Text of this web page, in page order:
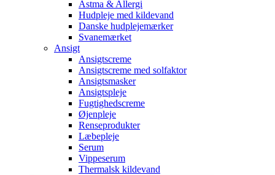
Astma & Allergi
Hudpleje med kildevand
Danske hudplejemærker
Svanemærket
Ansigt
Ansigtscreme
Ansigtscreme med solfaktor
Ansigtsmasker
Ansigtspleje
Fugtighedscreme
Øjenpleje
Renseprodukter
Læbepleje
Serum
Vippeserum
Thermalsk kildevand